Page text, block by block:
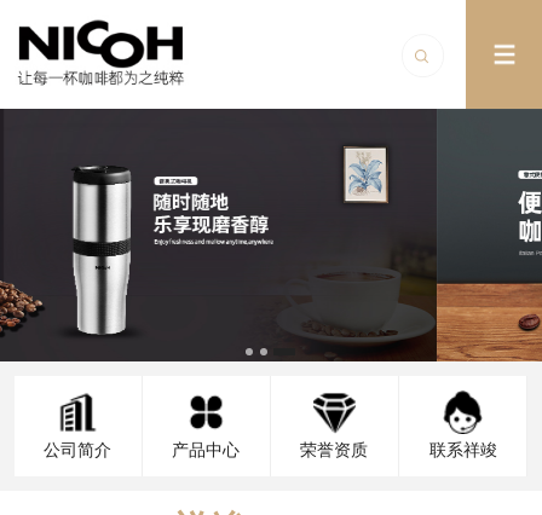
公司简介 产品中心 荣誉资质 联系祥竣